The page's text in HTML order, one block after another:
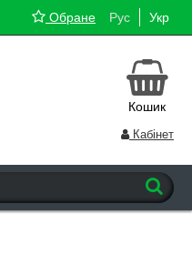
Рус Укр
Обране
Кошик
Кабінет